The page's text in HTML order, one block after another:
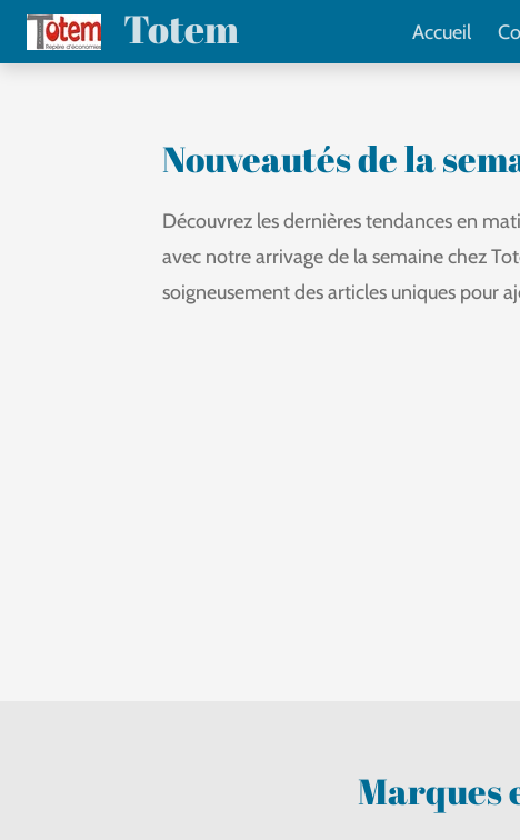
Passer
au
Totem Accueil
Nouveautés de la
Découvrez les dernières tendances en
avec notre arrivage de la semaine chez
soigneusement des articles uniques pour
Marques